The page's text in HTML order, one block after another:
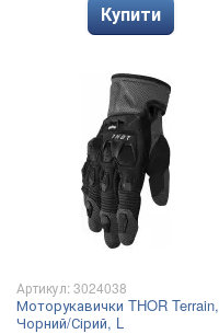
Купити
Артикул: 3024038
Моторукавички THOR Terrain,
Чорний/Сірий, L